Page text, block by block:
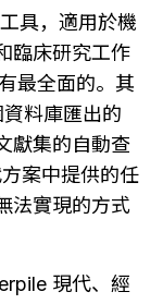
具，適用於機
臨床研究工作
最全面的。其
料庫匯出的
獻集的自動查
案中提供的任
法實現的方式
現代、經